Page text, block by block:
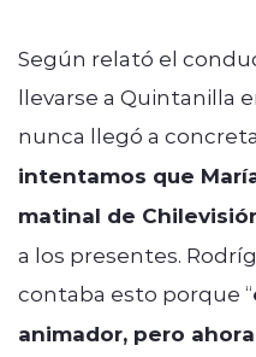
Según relató el
llevarse a Quintanilla
nunca llegó a
intentamos que
matinal de
a los presentes.
contaba esto porque “
animador, pero